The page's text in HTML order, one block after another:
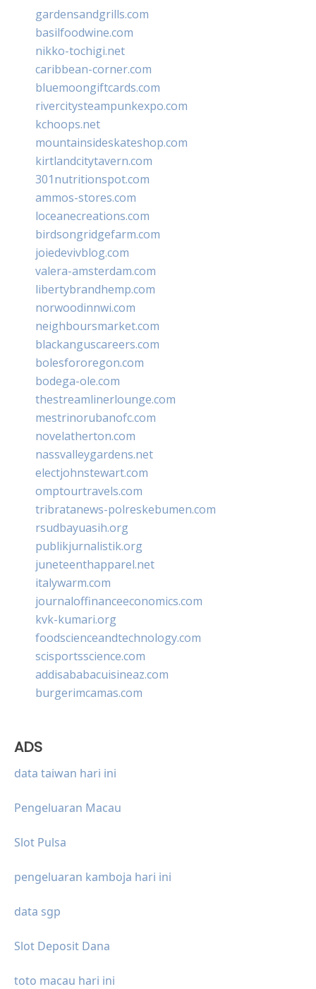
gardensandgrills.com
basilfoodwine.com
nikko-tochigi.net
caribbean-corner.com
bluemoongiftcards.com
rivercitysteampunkexpo.com
kchoops.net
mountainsideskateshop.com
kirtlandcitytavern.com
301nutritionspot.com
ammos-stores.com
loceanecreations.com
birdsongridgefarm.com
joiedevivblog.com
valera-amsterdam.com
libertybrandhemp.com
norwoodinnwi.com
neighboursmarket.com
blackanguscareers.com
bolesfororegon.com
bodega-ole.com
thestreamlinerlounge.com
mestrinorubanofc.com
novelatherton.com
nassvalleygardens.net
electjohnstewart.com
omptourtravels.com
tribratanews-polreskebumen.com
rsudbayuasih.org
publikjurnalistik.org
juneteenthapparel.net
italywarm.com
journaloffinanceeconomics.com
kvk-kumari.org
foodscienceandtechnology.com
scisportsscience.com
addisababacuisineaz.com
burgerimcamas.com
ADS
data taiwan hari ini
Pengeluaran Macau
Slot Pulsa
pengeluaran kamboja hari ini
data sgp
Slot Deposit Dana
toto macau hari ini